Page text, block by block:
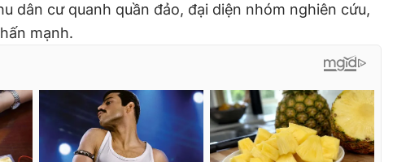
dân cư quanh quần đảo, đại diện nhóm nghiên cứu,
mạnh.